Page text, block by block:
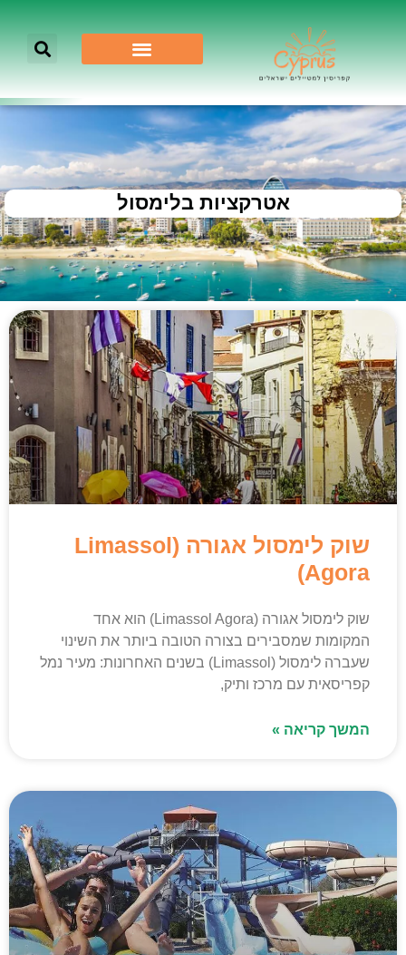
אטרקציות בלימסול
שוק לימסול אגורה (Limassol
Agora)
שוק לימסול אגורה (Limassol Agora) הוא אחד
המקומות שמסבירים בצורה הטובה ביותר את השינוי
שעברה לימסול (Limassol) בשנים האחרונות: מעיר נמל
קפריסאית עם מרכז ותיק,
המשך קריאה »